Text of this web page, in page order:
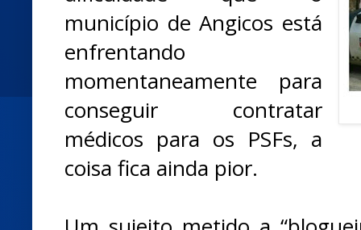
município de Angicos está
enfrentando
momentaneamente para
conseguir contratar
médicos para os PSFs, a
coisa fica ainda pior.